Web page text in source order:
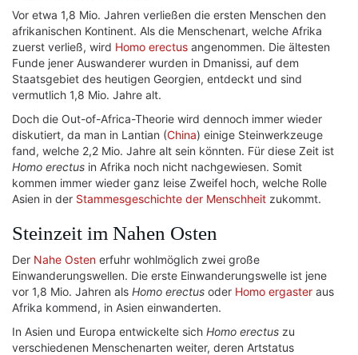
Vor etwa 1,8 Mio. Jahren verließen die ersten Menschen den
afrikanischen Kontinent. Als die Menschenart, welche Afrika
zuerst verließ, wird Homo erectus angenommen. Die ältesten
Funde jener Auswanderer wurden in Dmanissi, auf dem
Staatsgebiet des heutigen Georgien, entdeckt und sind
vermutlich 1,8 Mio. Jahre alt.
Doch die Out-of-Africa-Theorie wird dennoch immer wieder
diskutiert, da man in Lantian (China) einige Steinwerkzeuge
fand, welche 2,2 Mio. Jahre alt sein könnten. Für diese Zeit ist
Homo erectus in Afrika noch nicht nachgewiesen. Somit
kommen immer wieder ganz leise Zweifel hoch, welche Rolle
Asien in der Stammesgeschichte der Menschheit zukommt.
Steinzeit im Nahen Osten
Der Nahe Osten erfuhr wohlmöglich zwei große
Einwanderungswellen. Die erste Einwanderungswelle ist jene
vor 1,8 Mio. Jahren als Homo erectus oder Homo ergaster aus
Afrika kommend, in Asien einwanderten.
In Asien und Europa entwickelte sich Homo erectus zu
verschiedenen Menschenarten weiter, deren Artstatus